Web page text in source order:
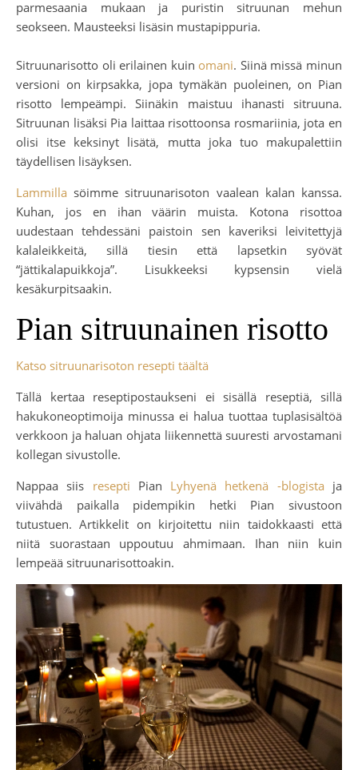
parmesaania mukaan ja puristin sitruunan mehun
seokseen. Mausteeksi lisäsin mustapippuria.
Sitruunarisotto oli erilainen kuin omani. Siinä missä minun
versioni on kirpsakka, jopa tymäkän puoleinen, on Pian
risotto lempeämpi. Siinäkin maistuu ihanasti sitruuna.
Sitruunan lisäksi Pia laittaa risottoonsa rosmariinia, jota en
olisi itse keksinyt lisätä, mutta joka tuo makupalettiin
täydellisen lisäyksen.
Lammilla söimme sitruunarisoton vaalean kalan kanssa.
Kuhan, jos en ihan väärin muista. Kotona risottoa
uudestaan tehdessäni paistoin sen kaveriksi leivitettyjä
kalaleikkeitä, sillä tiesin että lapsetkin syövät
“jättikalapuikkoja”. Lisukkeeksi kypsensin vielä
kesäkurpitsaakin.
Pian sitruunainen risotto
Katso sitruunarisoton resepti täältä
Tällä kertaa reseptipostaukseni ei sisällä reseptiä, sillä
hakukoneoptimoija minussa ei halua tuottaa tuplasisältöä
verkkoon ja haluan ohjata liikennettä suuresti arvostamani
kollegan sivustolle.
Nappaa siis resepti Pian Lyhyenä hetkenä -blogista ja
viivähdä paikalla pidempikin hetki Pian sivustoon
tutustuen. Artikkelit on kirjoitettu niin taidokkaasti että
niitä suorastaan uppoutuu ahmimaan. Ihan niin kuin
lempeää sitruunarisottoakin.